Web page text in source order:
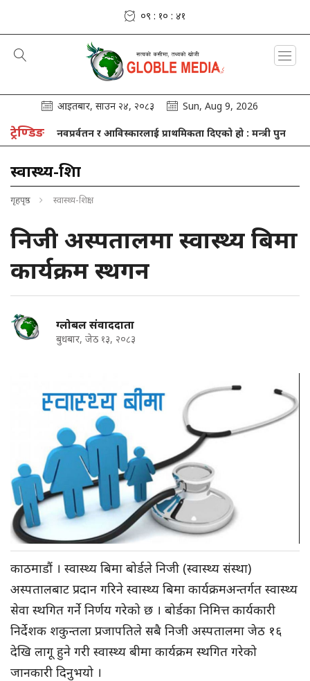
०९ : १० : ४२
आइतबार, साउन २४, २०८३ Sun, Aug 9, 2026
ट्रेण्डिङनवप्रर्वतन र आविस्कारलाई प्राथमिकता दिएको हो : मन्त्री पुन
स्वास्थ्य-शिक्षा
गृहपृष्ठ स्वास्थ्य-शिक्षा
निजी अस्पतालमा स्वास्थ्य बिमा
कार्यक्रम स्थगन
ग्लोबल संवाददाता
बुधबार, जेठ १३, २०८३
काठमाडौं । स्वास्थ्य बिमा बोर्डले निजी (स्वास्थ्य संस्था)
अस्पतालबाट प्रदान गरिने स्वास्थ्य बिमा कार्यक्रमअन्तर्गत स्वास्थ्य
सेवा स्थगित गर्ने निर्णय गरेको छ । बोर्डका निमित्त कार्यकारी
निर्देशक शकुन्तला प्रजापतिले सबै निजी अस्पतालमा जेठ १६
देखि लागू हुने गरी स्वास्थ्य बीमा कार्यक्रम स्थगित गरेको
जानकारी दिनुभयो ।